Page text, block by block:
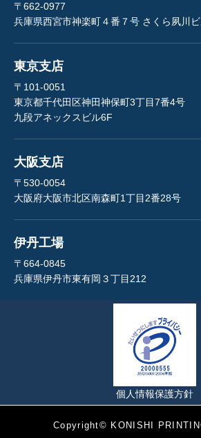
〒662-0977
兵庫県西宮市神楽町４番７号 さくら夙川
東京支店
〒101-0051
東京都千代田区神田神保町3丁目7番4号
九段アネックスビル6F
大阪支店
〒530-0054
大阪府大阪市北区南森町1丁目2番28号
伊丹工場
〒664-0845
兵庫県伊丹市東有岡３丁目212
個人情報保護方針
Copyright© KONISHI